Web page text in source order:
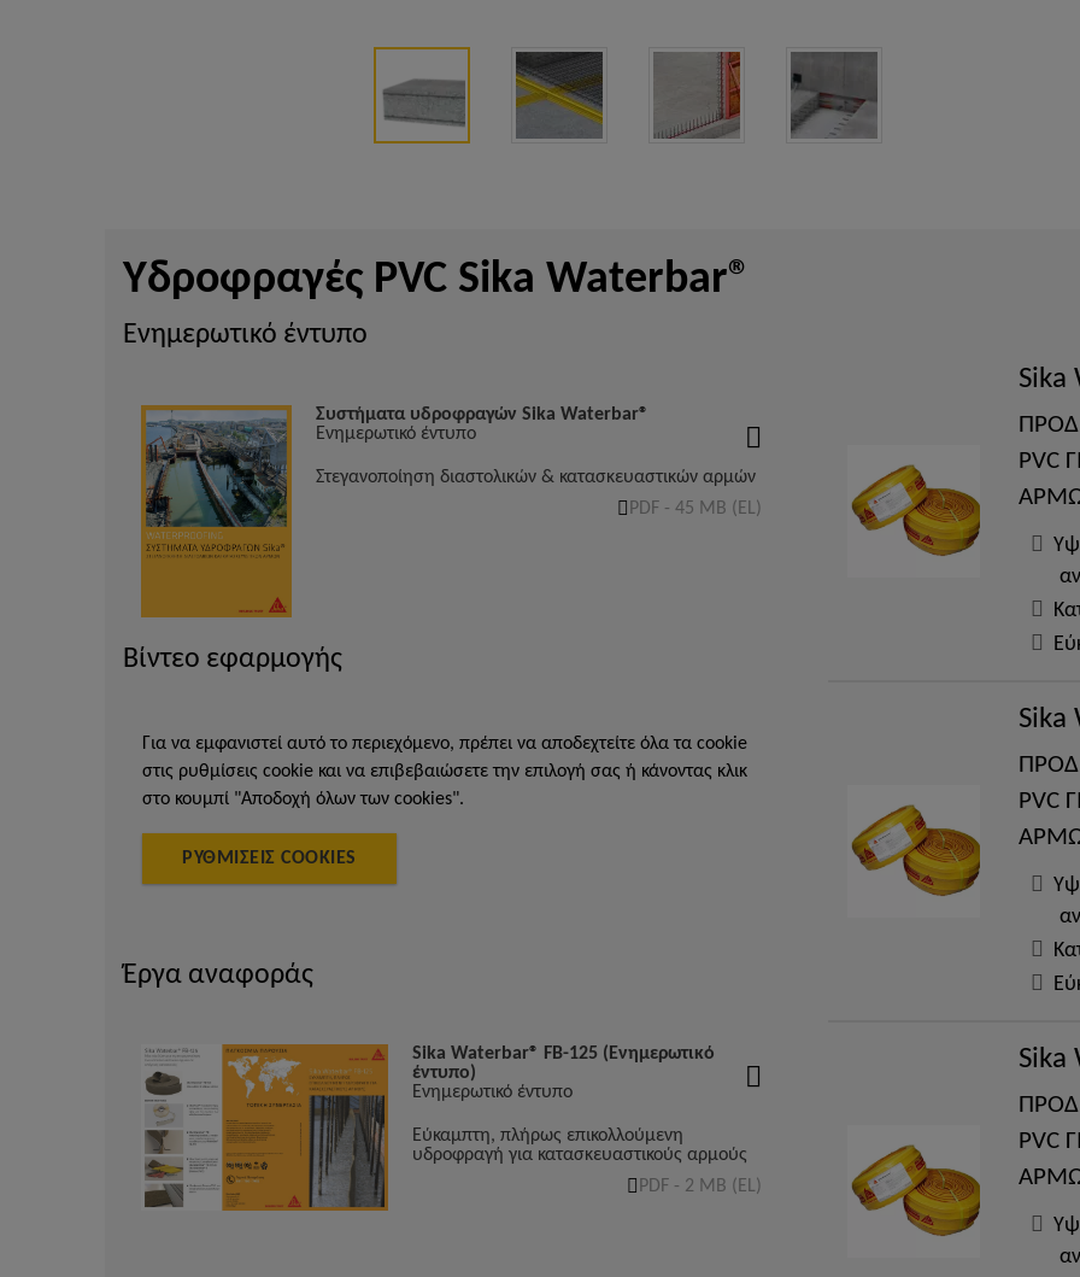
Υδροφραγές PVC Sika Waterbar®
Ενημερωτικό έντυπο
Συστήματα υδροφραγών Sika Waterbar®
Ενημερωτικό έντυπο
Στεγανοποίηση διαστολικών & κατασκευαστικών αρμών
PDF - 45 MB (EL)
Βίντεο εφαρμογής
Για να εμφανιστεί αυτό το περιεχόμενο, πρέπει να αποδεχτείτε όλα τα cookie
στις ρυθμίσεις cookie και να επιβεβαιώσετε την επιλογή σας ή κάνοντας κλικ
στο κουμπί "Αποδοχή όλων των cookies".
ΡΥΘΜΊΣΕΙΣ COOKIES
Έργα αναφοράς
Sika Waterbar® FB-125 (Ενημερωτικό
έντυπο)
Ενημερωτικό έντυπο
Εύκαμπτη, πλήρως επικολλούμενη
υδροφραγή για κατασκευαστικούς αρμούς
PDF - 2 MB (EL)
Sika
PVC
Sika
PVC
Sika
PVC